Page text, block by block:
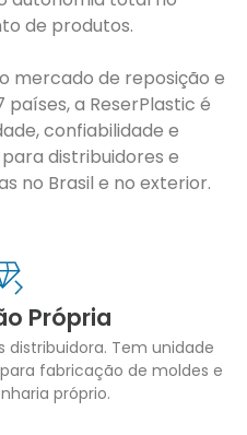
de produtos.
mercado de reposição e
a ReserPlastic é
confiabilidade e
distribuidores e
no Brasil e no exterior.
Própria
distribuidora. Tem unidade
fabricação de moldes e
próprio.